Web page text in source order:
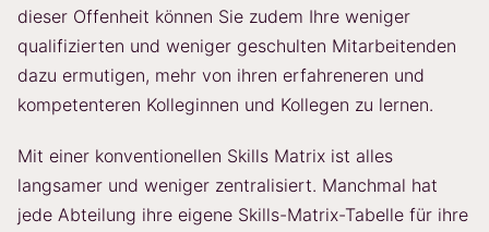
dieser Offenheit können Sie zudem Ihre weniger
qualifizierten und weniger geschulten Mitarbeitenden
dazu ermutigen, mehr von ihren erfahreneren und
kompetenteren Kolleginnen und Kollegen zu lernen.
Mit einer konventionellen Skills Matrix ist alles
langsamer und weniger zentralisiert. Manchmal hat
jede Abteilung ihre eigene Skills-Matrix-Tabelle für ihre